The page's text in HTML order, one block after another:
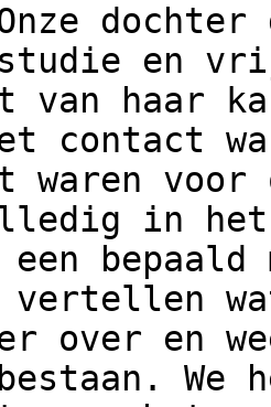
en
van haar
contact
waren
in
vertellen
over en
We